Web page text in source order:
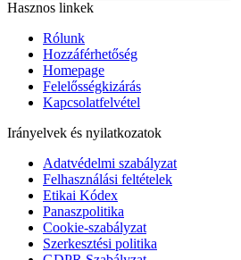
Hasznos linkek
Rólunk
Hozzáférhetőség
Homepage
Felelősségkizárás
Kapcsolatfelvétel
Irányelvek és nyilatkozatok
Adatvédelmi szabályzat
Felhasználási feltételek
Etikai Kódex
Panaszpolitika
Cookie-szabályzat
Szerkesztési politika